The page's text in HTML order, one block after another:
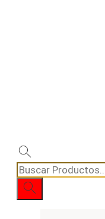
Búsqueda
de
productos